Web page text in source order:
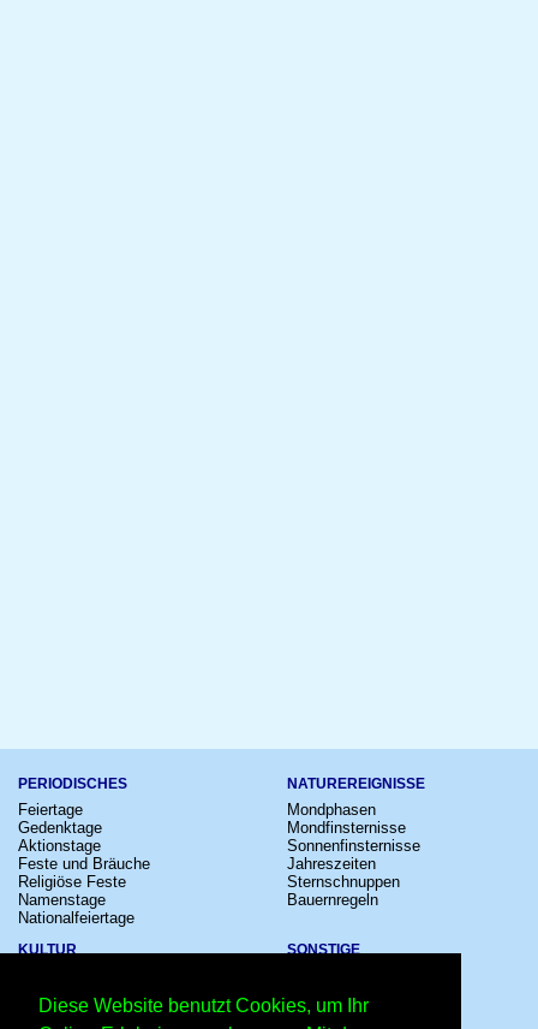
Diese Website benutzt Cookies, um Ihr
PERIODISCHES
Feiertage
Gedenktage
Aktionstage
Feste und Bräuche
Religiöse Feste
Namenstage
Nationalfeiertage
NATUREREIGNISSE
Mondphasen
Mondfinsternisse
Sonnenfinsternisse
Jahreszeiten
Sternschnuppen
Bauernregeln
KULTUR
Festivals
SONSTIGE
Schalttage